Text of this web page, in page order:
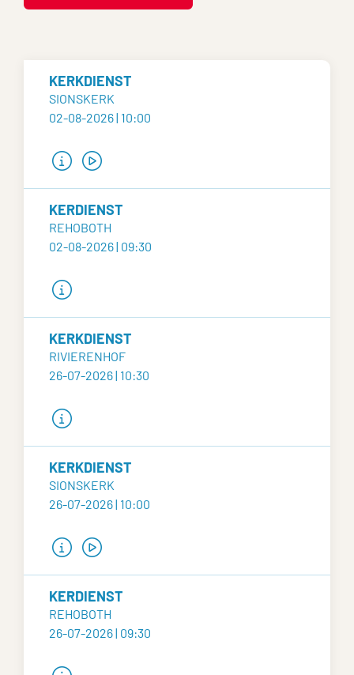
KERKDIENST
SIONSKERK
02-08-2026 | 10:00
KERDIENST
REHOBOTH
02-08-2026 | 09:30
KERKDIENST
RIVIERENHOF
26-07-2026 | 10:30
KERKDIENST
SIONSKERK
26-07-2026 | 10:00
KERDIENST
REHOBOTH
26-07-2026 | 09:30